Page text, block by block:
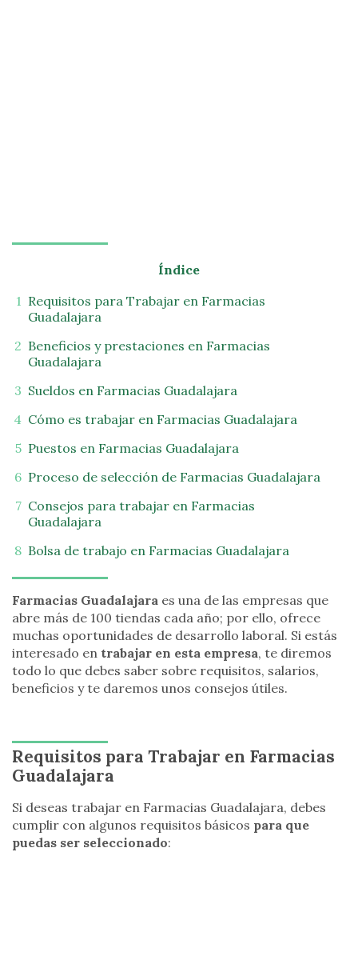
Índice
Requisitos para Trabajar en Farmacias
Guadalajara
Beneficios y prestaciones en Farmacias
Guadalajara
Sueldos en Farmacias Guadalajara
Cómo es trabajar en Farmacias Guadalajara
Puestos en Farmacias Guadalajara
Proceso de selección de Farmacias Guadalajara
Consejos para trabajar en Farmacias
Guadalajara
Bolsa de trabajo en Farmacias Guadalajara
Farmacias Guadalajara es una de las empresas que
abre más de 100 tiendas cada año; por ello, ofrece
muchas oportunidades de desarrollo laboral. Si estás
interesado en trabajar en esta empresa, te diremos
todo lo que debes saber sobre requisitos, salarios,
beneficios y te daremos unos consejos útiles.
Requisitos para Trabajar en Farmacias
Guadalajara
Si deseas trabajar en Farmacias Guadalajara, debes
cumplir con algunos requisitos básicos para que
puedas ser seleccionado: